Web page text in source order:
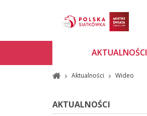
AKTUALNOŚCI
Aktualności Wideo
AKTUALNOŚCI